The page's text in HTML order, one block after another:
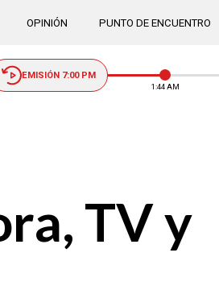
OPINIÓN PUNTO DE ENCUENTRO
EMISIÓN 7:00 PM
1:44 AM
TV y